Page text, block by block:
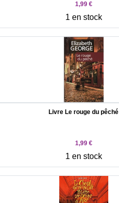
1,99 €
1 en stock
Livre Le rouge du pêché
1,99 €
1 en stock